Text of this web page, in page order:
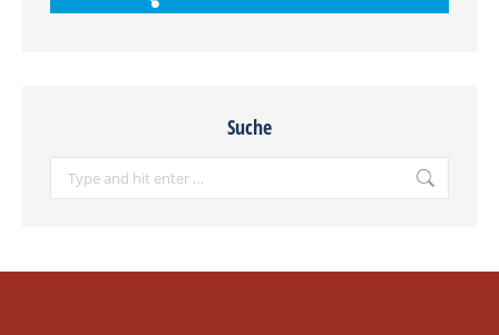
Suche